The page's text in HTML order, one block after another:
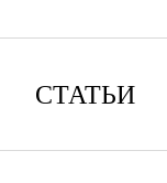
СТАТЬИ